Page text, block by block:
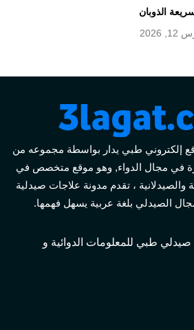
الذوبان
2026
إلكتروني طبي يدار بواسطة مجموعه من
في مجال الدواء, وهو موقع متخصص في
والصيدلانية ، تقدم مدونة علاجات صيدلية
الصيدلي بلغة عربية يسهل فهمها.
طبي للمعلومات الدوائية و